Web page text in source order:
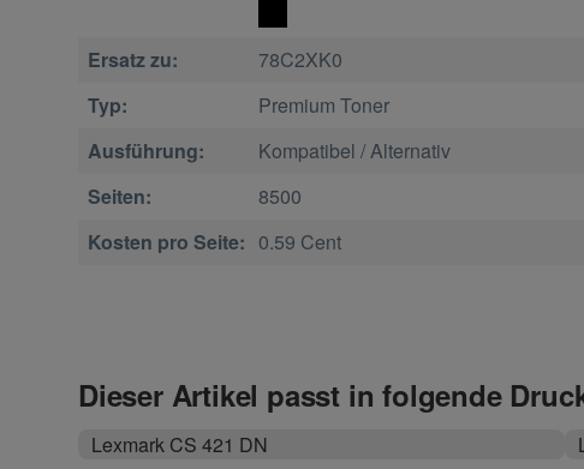
Ersatz zu:
78C2XK0
Typ:
Premium Toner
Ausführung:
Kompatibel / Alternativ
Seiten:
8500
Kosten pro Seite: 0.59 Cent
Dieser Artikel passt in folgende
Lexmark CS 421 DN